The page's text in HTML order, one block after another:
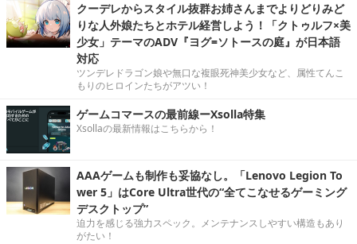
クーデレからスタイル抜群お姉さんまでよりどりみど
りな人外娘たちとホテル経営しよう！「クトゥルフ×美
少女」テーマのADV『ヨグ=ソトースの庭』が日本語
対応
ツンデレドラゴン娘や無口な複眼死神美少女など、属性てんこ
もりのヒロインたちがアツい！
ゲームコマースの最前線ーXsolla特集
Xsollaの最新情報はこちらから！
AAAゲームも制作も妥協なし。「Lenovo Legion To
wer 5」はCore Ultra世代の“全てこなせるゲーミング
デスクトップ”
迫力を感じる強力スペック。メンテナンスしやすい構造もあり
がたい！